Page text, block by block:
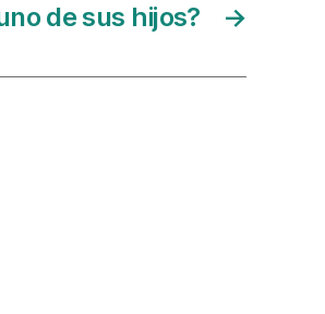
→
de sus hijos?